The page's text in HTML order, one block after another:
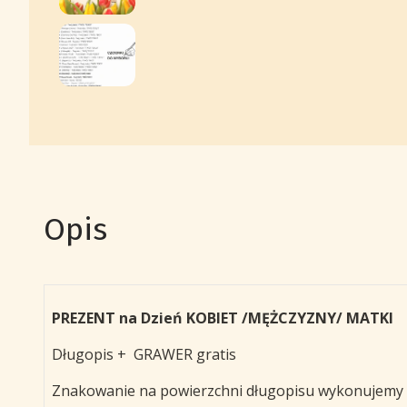
Opis
PREZENT na Dzień KOBIET /MĘŻCZYZNY/ MATKI
Długopis + GRAWER gratis
Znakowanie na powierzchni długopisu wykonujemy